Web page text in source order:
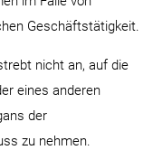
Geschäftstätigkeit.
nicht an, auf die
eines anderen
der
zu nehmen.